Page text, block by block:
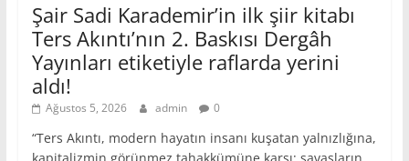
Şair Sadi Karademir’in ilk şiir kitabı
Ters Akıntı’nın 2. Baskısı Dergâh
Yayınları etiketiyle raflarda yerini
aldı!
Ağustos 5, 2026 admin 0
“Ters Akıntı, modern hayatın insanı kuşatan yalnızlığına,